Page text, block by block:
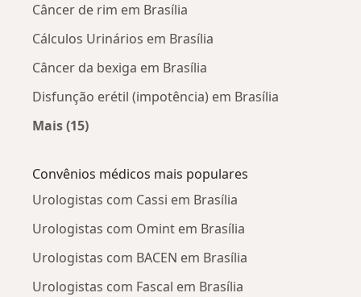
Câncer de rim em Brasília
Cálculos Urinários em Brasília
Câncer da bexiga em Brasília
Disfunção erétil (impotência) em Brasília
Mais (15)
Convênios médicos mais populares
Urologistas com Cassi em Brasília
Urologistas com Omint em Brasília
Urologistas com BACEN em Brasília
Urologistas com Fascal em Brasília